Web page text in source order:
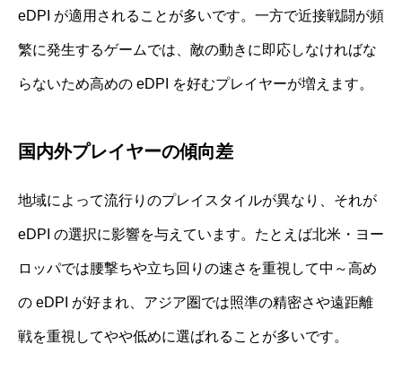
eDPI が適用されることが多いです。一方で近接戦闘が頻
繁に発生するゲームでは、敵の動きに即応しなければな
らないため高めの eDPI を好むプレイヤーが増えます。
国内外プレイヤーの傾向差
地域によって流行りのプレイスタイルが異なり、それが
eDPI の選択に影響を与えています。たとえば北米・ヨー
ロッパでは腰撃ちや立ち回りの速さを重視して中～高め
の eDPI が好まれ、アジア圏では照準の精密さや遠距離
戦を重視してやや低めに選ばれることが多いです。